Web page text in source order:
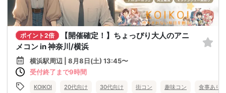
ポイント2倍
【開催確定！】ちょっぴり大人のアニ
メコン in 神奈川/横浜
横浜駅周辺 | 8月8日(土) 13:45〜
受付終了まで9時間
KOIKOI 20代向け 30代向け 街コン 趣味コン 食事あり